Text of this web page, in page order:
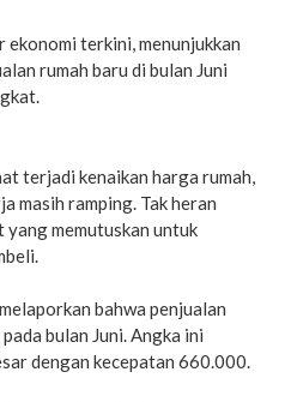
ekonomi terkini, menunjukkan
rumah baru di bulan Juni
terjadi kenaikan harga rumah,
masih ramping. Tak heran
memutuskan untuk
bahwa penjualan
bulan Juni. Angka ini
dengan kecepatan 660.000.